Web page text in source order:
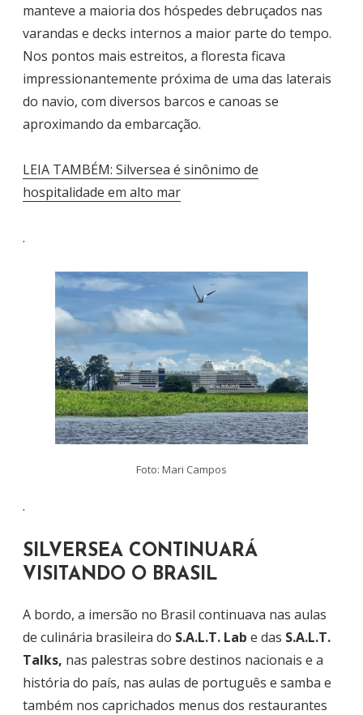
manteve a maioria dos hóspedes debruçados nas
varandas e decks internos a maior parte do tempo.
Nos pontos mais estreitos, a floresta ficava
impressionantemente próxima de uma das laterais
do navio, com diversos barcos e canoas se
aproximando da embarcação.
LEIA TAMBÉM: Silversea é sinônimo de
hospitalidade em alto mar
.
Foto: Mari Campos
.
SILVERSEA CONTINUARÁ
VISITANDO O BRASIL
A bordo, a imersão no Brasil continuava nas aulas
de culinária brasileira do S.A.L.T. Lab e das S.A.L.T.
Talks, nas palestras sobre destinos nacionais e a
história do país, nas aulas de português e samba e
também nos caprichados menus dos restaurantes